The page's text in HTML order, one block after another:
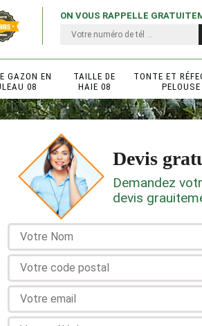
ON VOUS RAPPELLE
GAZON EN
08
TAILLE DE
HAIE 08
TONTE ET
Devis
Demandez
devis